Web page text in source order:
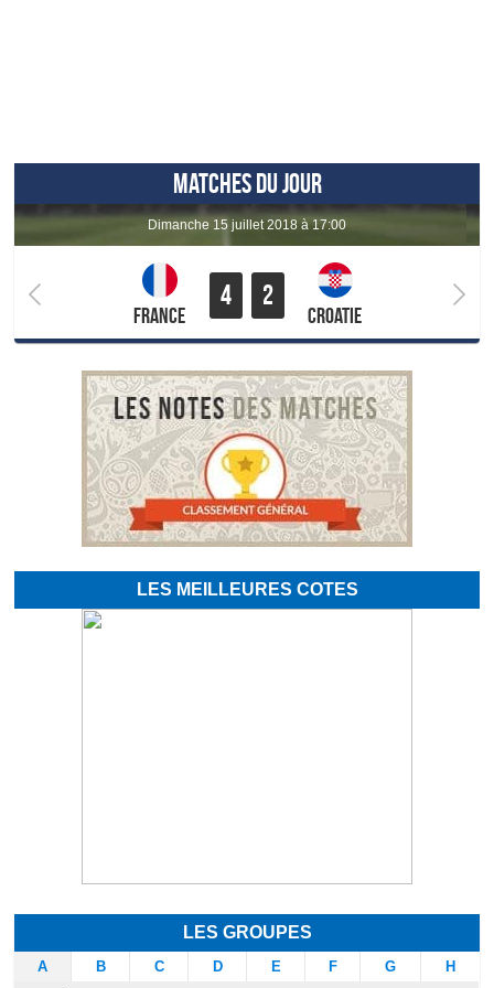
MATCHES DU JOUR
dimanche 15 juillet 2018 à 17:00
France
4 2
Croatie
LES MEILLEURES COTES
LES GROUPES
A B C D E F G H